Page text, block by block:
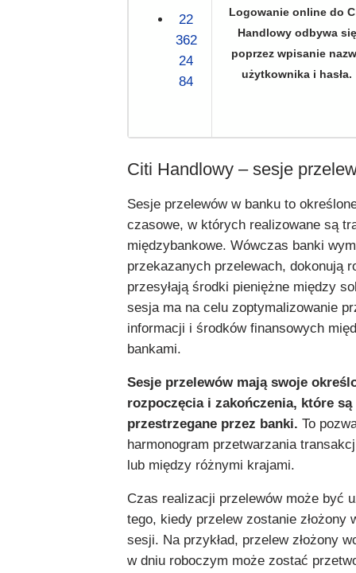
22
362
24
84
Logowanie online do
Handlowy odbywa się
poprzez wpisanie
użytkownika i hasła.
Citi Handlowy – sesje
Sesje przelewów w banku to
czasowe, w których realizowane są
międzybankowe. Wówczas banki
przekazanych przelewach, dokonują
przesyłają środki pieniężne między
sesja ma na celu zoptymalizowanie
informacji i środków finansowych
bankami.
Sesje przelewów mają swoje
rozpoczęcia i zakończenia, które
przestrzegane przez banki. To
harmonogram przetwarzania
lub między różnymi krajami.
Czas realizacji przelewów może być
tego, kiedy przelew zostanie złożony
sesji. Na przykład, przelew złożony
w dniu roboczym może zostać